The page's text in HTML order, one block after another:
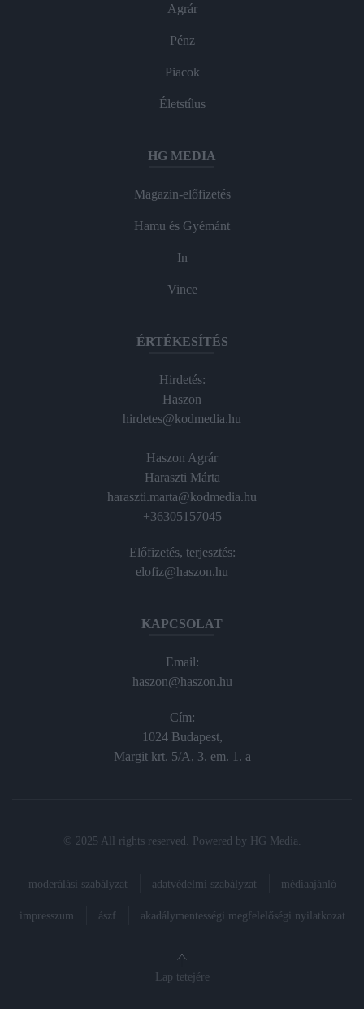
Agrár
Pénz
Piacok
Életstílus
HG MEDIA
Magazin-előfizetés
Hamu és Gyémánt
In
Vince
ÉRTÉKESÍTÉS
Hirdetés:
Haszon
hirdetes@kodmedia.hu
Haszon Agrár
Haraszti Márta
haraszti.marta@kodmedia.hu
+36305157045
Előfizetés, terjesztés:
elofiz@haszon.hu
KAPCSOLAT
Email:
haszon@haszon.hu
Cím:
1024 Budapest,
Margit krt. 5/A, 3. em. 1. a
© 2025 All rights reserved. Powered by HG Media
moderálási szabályzat adatvédelmi szabályzat médiaajánló
impresszum ászf akadálymentességi megfelelőségi nyilatkozat
Lap tetejére